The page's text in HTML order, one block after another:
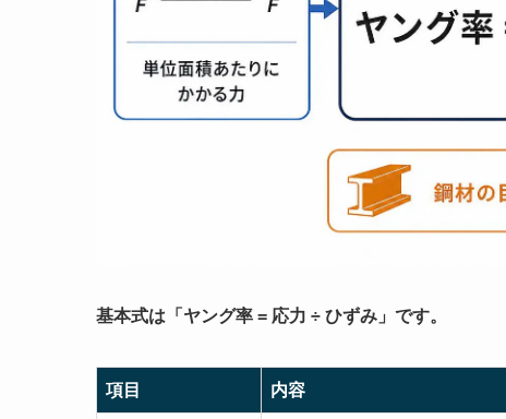
基本式は「ヤング率 = 応力 ÷ ひずみ」です。
項目 内容